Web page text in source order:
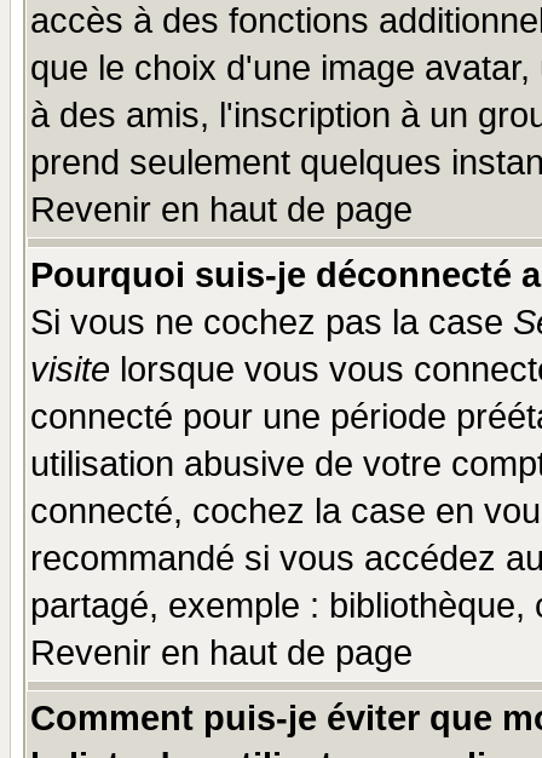
accès à des fonctions
que le choix d'une image
à des amis, l'inscription à un
prend seulement quelques
Revenir en haut de page
Pourquoi suis-je déconnecté
Si vous ne cochez pas la case
visite lorsque vous vous
connecté pour une période
utilisation abusive de votre
connecté, cochez la case en
recommandé si vous accédez
partagé, exemple :
Revenir en haut de page
Comment puis-je éviter que